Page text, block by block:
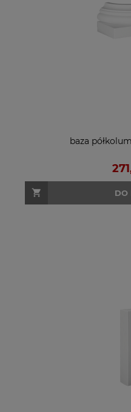
baza
DO